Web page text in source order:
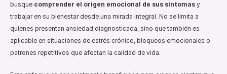
busque comprender el origen emocional de sus síntomas y
trabajar en su bienestar desde una mirada integral. No se limita a
quienes presentan ansiedad diagnosticada, sino que también es
aplicable en situaciones de estrés crónico, bloqueos emocionales o
patrones repetitivos que afectan la calidad de vida.